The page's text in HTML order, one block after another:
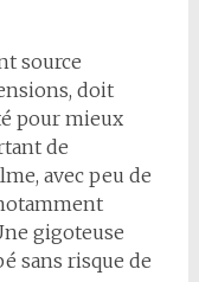
source
doit
pour mieux
de
avec peu de
gigoteuse
sans risque de